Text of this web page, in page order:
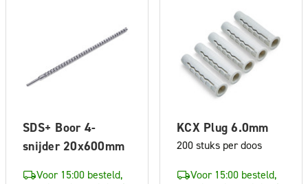
SDS+ Boor 4-
snijder 20x600mm
Voor 15:00 besteld,
KCX Plug 6.0mm
200 stuks per doos
Voor 15:00 besteld,